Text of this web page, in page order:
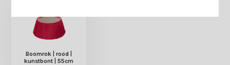
Boomrok | rood |
kunstbont | 55cm